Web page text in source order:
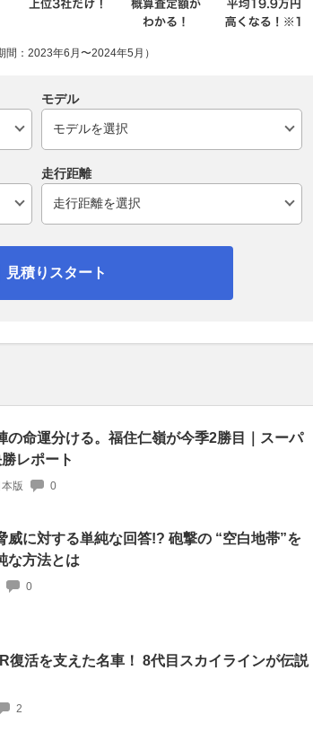
：2023年6月〜2024年5月）
モデル
走行距離
見積りスタート
の命運分ける。福住仁嶺が今季2勝目｜スーパ
レポート
版 0
威に対する単純な回答!? 砲撃の “空白地帯”を
な方法とは
0
復活を支えた名車！ 8代目スカイラインが伝説
2